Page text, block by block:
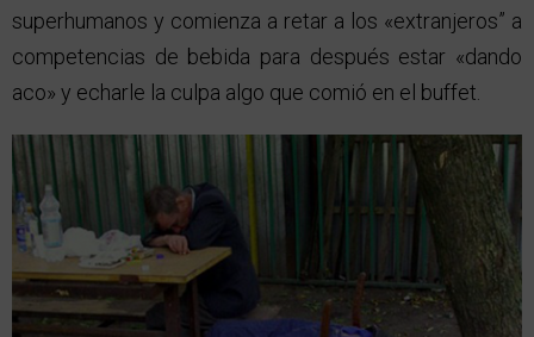
superhumanos y comienza a retar a los «extranjeros” a
competencias de bebida para después estar «dando
aco» y echarle la culpa algo que comió en el buffet.